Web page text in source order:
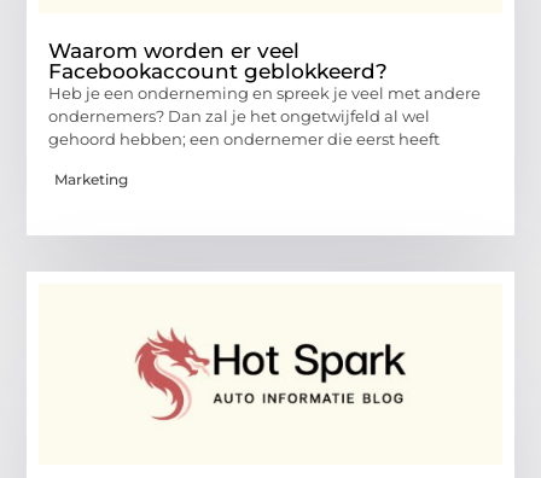
Waarom worden er veel
Facebookaccount geblokkeerd?
Heb je een onderneming en spreek je veel met andere
ondernemers? Dan zal je het ongetwijfeld al wel
gehoord hebben; een ondernemer die eerst heeft
Marketing